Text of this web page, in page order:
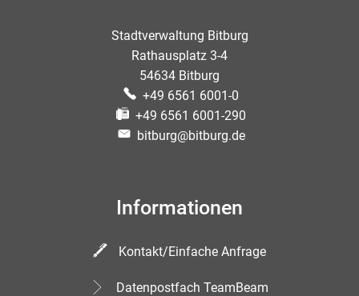
Stadtverwaltung Bitburg
Rathausplatz 3-4
54634 Bitburg
+49 6561 6001-0
+49 6561 6001-290
bitburg@bitburg.de
Informationen
Kontakt/Einfache Anfrage
Datenpostfach TeamBeam